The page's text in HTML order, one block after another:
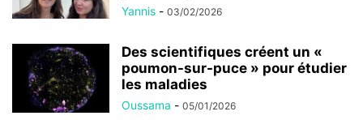
Yannis - 03/02/2026
Des scientifiques créent un «
poumon-sur-puce » pour étudier
les maladies
Oussama - 05/01/2026